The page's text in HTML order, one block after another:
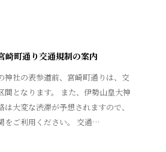
崎町通り交通規制の案内
神社の表参道前、宮崎町通りは、交
間となります。 また、伊勢山皇大神
は大変な渋滞が予想されますので、
をご利用ください。 交通…